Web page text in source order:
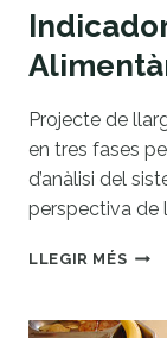
Projecte de
en tres fases
d’anàlisi del
perspectiva de
LLEGIR MÉS